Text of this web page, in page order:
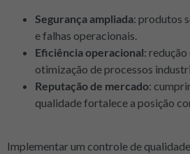
Segurança ampliada: produtos
e falhas operacionais.
Eficiência operacional:
otimização de processos
Reputação de mercado:
qualidade fortalece a posição
Implementar um controle de